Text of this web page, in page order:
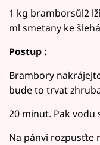
1 kg bramborsůl2
ml smetany ke
Postup :
Brambory
bude to trvat
20 minut. Pak vodu
Na pánvi rozpusťte